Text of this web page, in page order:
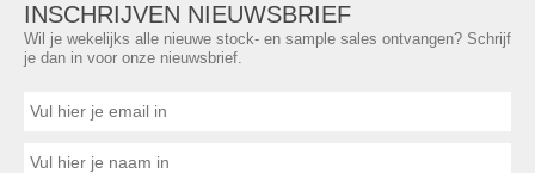
INSCHRIJVEN NIEUWSBRIEF
Wil je wekelijks alle nieuwe stock- en sample sales ontvangen? Schrijf
je dan in voor onze nieuwsbrief.